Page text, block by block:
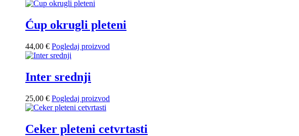
Ćup okrugli pleteni
44,00 € Pogledaj proizvod
Inter srednji
25,00 € Pogledaj proizvod
Ceker pleteni cetvrtasti